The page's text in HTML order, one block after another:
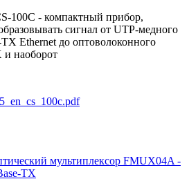
100C - компактный прибор,
сигнал от UTP-медного
Ethernet до оптоволоконного
и наоборот